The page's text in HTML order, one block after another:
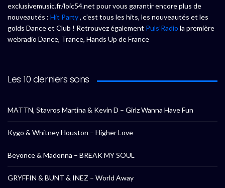
exclusivemusic.fr/loic54.net pour vous garantir encore plus de
nouveautés : Hit Party, c’est tous les hits, les nouveautés et les
golds Dance et Club ! Retrouvez également Puls’Radio la première
webradio Dance, Trance, Hands Up de France
Les 10 derniers sons
MATTN, Stavros Martina & Kevin D – Girlz Wanna Have Fun
Kygo & Whitney Houston – Higher Love
Beyonce & Madonna – BREAK MY SOUL
GRYFFIN & BUNT & INEZ – World Away